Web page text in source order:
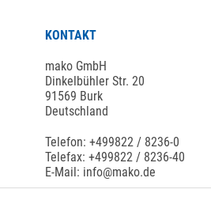
KONTAKT
mako GmbH
Dinkelbühler Str. 20
91569 Burk
Deutschland
Telefon: +499822 / 8236-0
Telefax: +499822 / 8236-40
E-Mail: info@mako.de